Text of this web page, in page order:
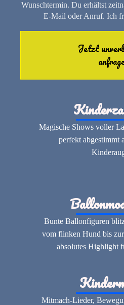
Wunschtermin. Du erhältst
E-Mail oder Anruf. Ich
Jetzt
Magische Shows voller
perfekt abgestimmt
Bunte Ballonfiguren
vom flinken Hund bis
absolutes Highlight
Mitmach-Lieder,